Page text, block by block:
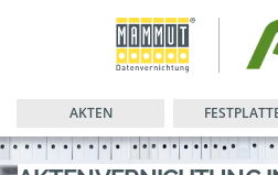
AKTEN